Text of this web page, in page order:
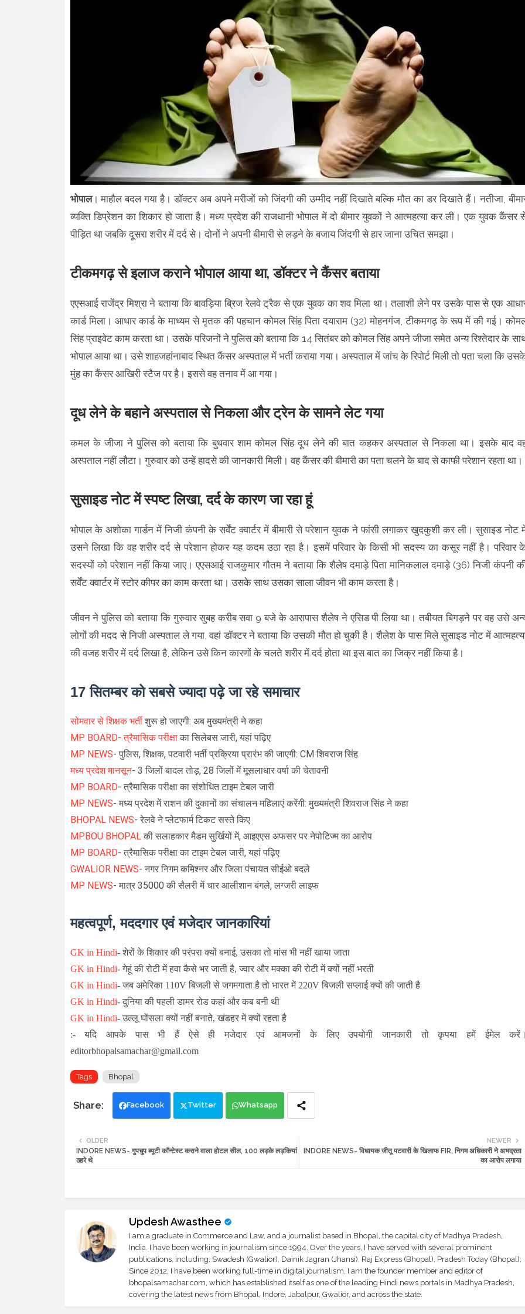
भोपाल। माहौल बदल गया है। डॉक्टर अब अपने मरीजों को जिंदगी की उम्मीद नहीं दिखाते बल्कि मौत का डर दिखाते हैं। नतीजा,
व्यक्ति डिप्रेशन का शिकार हो जाता है। मध्य प्रदेश की राजधानी भोपाल में दो बीमार युवकों ने आत्महत्या कर ली। एक युवक कैंसर
पीड़ित था जबकि दूसरा शरीर में दर्द से। दोनों ने अपनी बीमारी से लड़ने के बजाय जिंदगी से हार जाना उचित समझा।
टीकमगढ़ से इलाज कराने भोपाल आया था, डॉक्टर ने कैंसर बताया
एएसआई राजेंद्र मिश्रा ने बताया कि बावड़िया ब्रिज रेलवे ट्रैक से एक युवक का शव मिला था। तलाशी लेने पर उसके पास से एक
कार्ड मिला। आधार कार्ड के माध्यम से मृतक की पहचान कोमल सिंह पिता दयाराम (32) मोहनगंज, टीकमगढ़ के रूप में की गई।
सिंह प्राइवेट काम करता था। उसके परिजनों ने पुलिस को बताया कि 14 सितंबर को कोमल सिंह अपने जीजा समेत अन्य रिश्तेदार के
भोपाल आया था। उसे शाहजहांनाबाद स्थित कैंसर अस्पताल में भर्ती कराया गया। अस्पताल में जांच के रिपोर्ट मिली तो पता चला कि
मुंह का कैंसर आखिरी स्टैज पर है। इससे वह तनाव में आ गया।
दूध लेने के बहाने अस्पताल से निकला और ट्रेन के सामने लेट गया
कमल के जीजा ने पुलिस को बताया कि बुधवार शाम कोमल सिंह दूध लेने की बात कहकर अस्पताल से निकला था। इसके बाद
अस्पताल नहीं लौटा। गुरुवार को उन्हें हादसे की जानकारी मिली। वह कैंसर की बीमारी का पता चलने के बाद से काफी परेशान रहता था।
सुसाइड नोट में स्पष्ट लिखा, दर्द के कारण जा रहा हूं
भोपाल के अशोका गार्डन में निजी कंपनी के सर्वेंट क्वार्टर में बीमारी से परेशान युवक ने फांसी लगाकर खुदकुशी कर ली। सुसाइड नोट
उसने लिखा कि वह शरीर दर्द से परेशान होकर यह कदम उठा रहा है। इसमें परिवार के किसी भी सदस्य का कसूर नहीं है। परिवार
सदस्यों को परेशान नहीं किया जाए। एएसआई राजकुमार गौतम ने बताया कि शैलेष दमाड़े पिता मानिकलाल दमाड़े (36) निजी कंपनी
सर्वेंट क्वार्टर में स्टोर कीपर का काम करता था। उसके साथ उसका साला जीवन भी काम करता है।
जीवन ने पुलिस को बताया कि गुरुवार सुबह करीब सवा 9 बजे के आसपास शैलेष ने एसिड पी लिया था। तबीयत बिगड़ने पर वह उसे
लोगों की मदद से निजी अस्पताल ले गया, वहां डॉक्टर ने बताया कि उसकी मौत हो चुकी है। शैलेश के पास मिले सुसाइड नोट में
की वजह शरीर में दर्द लिखा है, लेकिन उसे किन कारणों के चलते शरीर में दर्द होता था इस बात का जिक्र नहीं किया है।
17 सितम्बर को सबसे ज्यादा पढ़े जा रहे समाचार
सोमवार से शिक्षक भर्ती शुरू हो जाएगी: अब मुख्यमंत्री ने कहा
MP BOARD- त्रैमासिक परीक्षा का सिलेबस जारी, यहां पढ़िए
MP NEWS- पुलिस, शिक्षक, पटवारी भर्ती प्रक्रिया प्रारंभ की जाएगी: CM शिवराज सिंह
मध्य प्रदेश मानसून- 3 जिलों बादल तोड़, 28 जिलों में मूसलाधार वर्षा की चेतावनी
MP BOARD- त्रैमासिक परीक्षा का संशोधित टाइम टेबल जारी
MP NEWS- मध्य प्रदेश में राशन की दुकानों का संचालन महिलाएं करेंगी: मुख्यमंत्री शिवराज सिंह ने कहा
BHOPAL NEWS- रेलवे ने प्लेटफार्म टिकट सस्ते किए
MPBOU BHOPAL की सलाहकार मैडम सुर्खियों में, आइएएस अफसर पर नेपोटिज्म का आरोप
MP BOARD- त्रैमासिक परीक्षा का टाइम टेबल जारी, यहां पढ़िए
GWALIOR NEWS- नगर निगम कमिश्नर और जिला पंचायत सीईओ बदले
MP NEWS- मात्र 35000 की सैलरी में चार आलीशान बंगले, लग्जरी लाइफ
महत्वपूर्ण, मददगार एवं मजेदार जानकारियां
GK in Hindi- शेरों के शिकार की परंपरा क्यों बनाई, उसका तो मांस भी नहीं खाया जाता
GK in Hindi- गेहूं की रोटी में हवा कैसे भर जाती है, ज्वार और मक्का की रोटी में क्यों नहीं भरती
GK in Hindi- जब अमेरिका 110V बिजली से जगमगाता है तो भारत में 220V बिजली सप्लाई क्यों की जाती है
GK in Hindi- दुनिया की पहली डामर रोड कहां और कब बनी थी
GK in Hindi- उल्लू घोंसला क्यों नहीं बनाते, खंडहर में क्यों रहता है
:- यदि आपके पास भी हैं ऐसे ही मजेदार एवं आमजनों के लिए उपयोगी जानकारी तो कृपया हमें ईमेल
editorbhopalsamachar@gmail.com
Tags Bhopal
Facebook Twitter Whatsapp
NEWER
INDORE NEWS- विधायक जीतू पटवारी के खिलाफ FIR, निगम अधिकारी ने अभद्रता
का आरोप लगाया
OLDER
INDORE NEWS- गुपचुप ब्यूटी कॉन्टेस्ट कराने वाला होटल सील, 100 लड़के लड़कियां
ठहरे थे
Updesh Awasthee
I am a graduate in Commerce and Law, and a journalist based in Bhopal, the capital city of Madhya Pradesh,
India. I have been working in journalism since 1994. Over the years, I have served with several prominent
publications, including: Swadesh (Gwalior), Dainik Jagran (Jhansi), Raj Express (Bhopal), Pradesh Today (Bhopal);
Since 2012, I have been working full-time in digital journalism. I am the founder member and editor of
bhopalsamachar.com, which has established itself as one of the leading Hindi news portals in Madhya Pradesh,
covering the latest news from Bhopal, Indore, Jabalpur, Gwalior, and across the state.